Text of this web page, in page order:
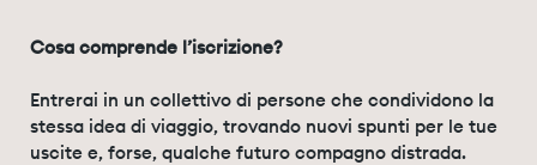
Cosa comprende l’iscrizione?
Entrerai in un collettivo di persone che condividono la
stessa idea di viaggio, trovando nuovi spunti per le tue
uscite e, forse, qualche futuro compagno distrada.